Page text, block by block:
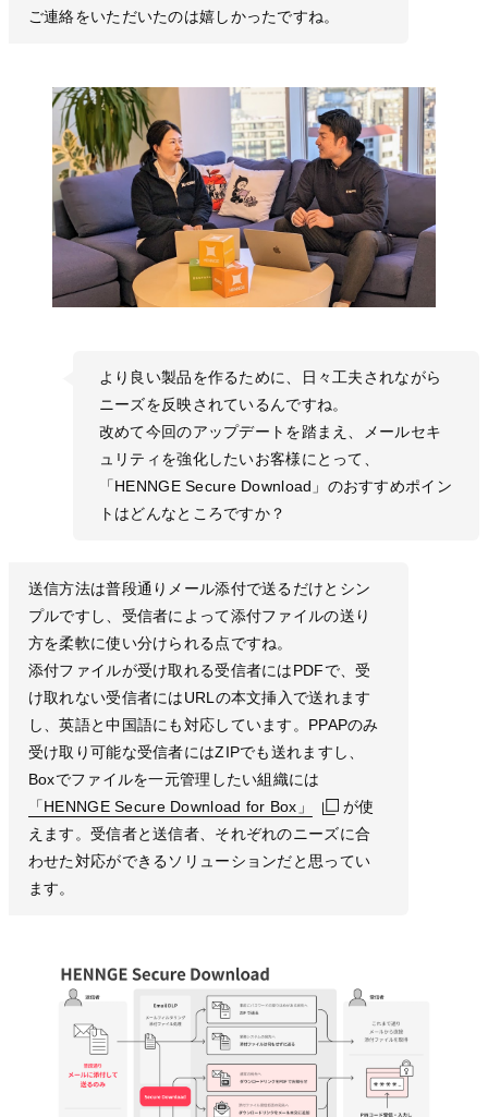
ご連絡をいただいたのは嬉しかったですね。
より良い製品を作るために、日々工夫されながら
ニーズを反映されているんですね。
改めて今回のアップデートを踏まえ、メールセキ
ュリティを強化したいお客様にとって、
「HENNGE Secure Download」のおすすめポイン
トはどんなところですか？
送信方法は普段通りメール添付で送るだけとシン
プルですし、受信者によって添付ファイルの送り
方を柔軟に使い分けられる点ですね。
添付ファイルが受け取れる受信者にはPDFで、受
け取れない受信者にはURLの本文挿入で送れます
し、英語と中国語にも対応しています。PPAPのみ
受け取り可能な受信者にはZIPでも送れますし、
Boxでファイルを一元管理したい組織には
「HENNGE Secure Download for Box」
「HENNGE Secure Download for Box」
「HENNGE Secure Download for Box」
が使
えます。受信者と送信者、それぞれのニーズに合
わせた対応ができるソリューションだと思ってい
ます。